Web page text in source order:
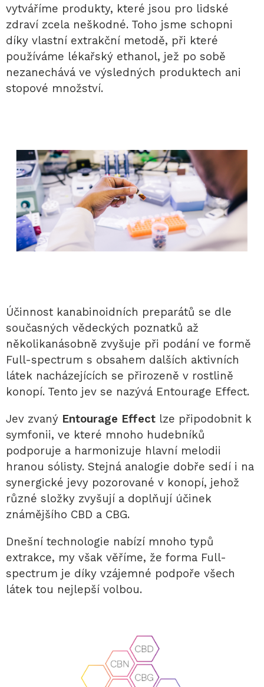
vytváříme produkty, které jsou pro lidské
zdraví zcela neškodné. Toho jsme schopni
díky vlastní extrakční metodě, při které
používáme lékařský ethanol, jež po sobě
nezanechává ve výsledných produktech ani
stopové množství.
Účinnost kanabinoidních preparátů se dle
současných vědeckých poznatků až
několikanásobně zvyšuje při podání ve formě
Full-spectrum s obsahem dalších aktivních
látek nacházejících se přirozeně v rostlině
konopí. Tento jev se nazývá Entourage Effect.
Jev zvaný Entourage Effect lze připodobnit k
symfonii, ve které mnoho hudebníků
podporuje a harmonizuje hlavní melodii
hranou sólisty. Stejná analogie dobře sedí i na
synergické jevy pozorované v konopí, jehož
různé složky zvyšují a doplňují účinek
známějšího CBD a CBG.
Dnešní technologie nabízí mnoho typů
extrakce, my však věříme, že forma Full-
spectrum je díky vzájemné podpoře všech
látek tou nejlepší volbou.